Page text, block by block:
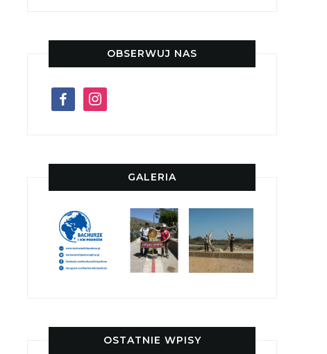
OBSERWUJ NAS
facebookinstagram
GALERIA
OSTATNIE WPISY